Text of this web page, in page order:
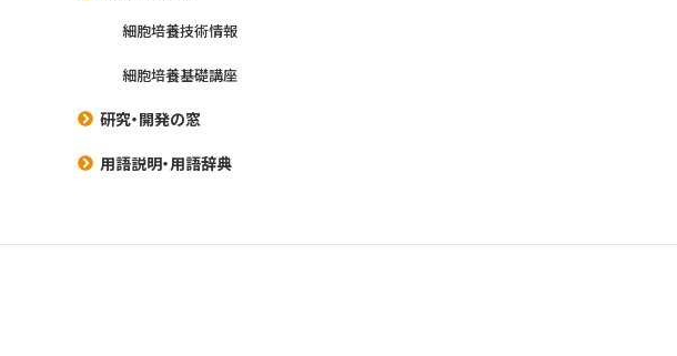
細胞培養技術情報
細胞培養基礎講座
研究・開発の窓
用語説明・用語辞典